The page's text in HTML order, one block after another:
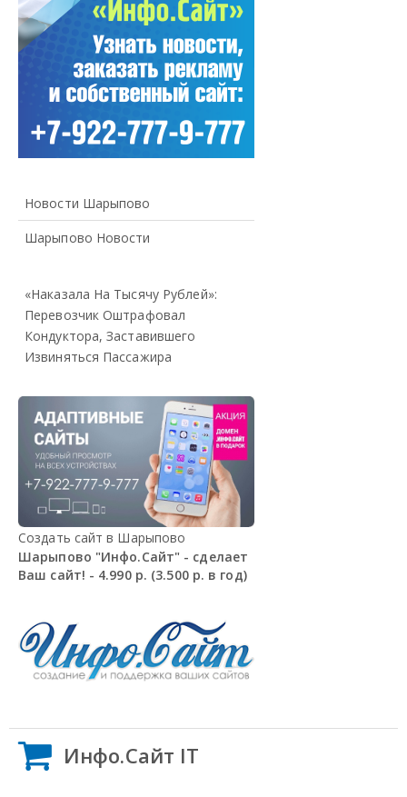
Новости Шарыпово
Шарыпово Новости
«Наказала На Тысячу Рублей»:
Перевозчик Оштрафовал
Кондуктора, Заставившего
Извиняться Пассажира
Создать сайт в Шарыпово
Шарыпово "Инфо.Сайт" - сделает
Ваш сайт! - 4.990 р. (3.500 р. в год)
Инфо.Сайт IT